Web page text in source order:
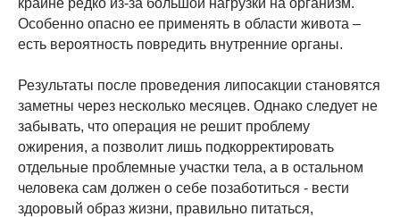
крайне редко из-за большой нагрузки на организм.
Особенно опасно ее применять в области живота –
есть вероятность повредить внутренние органы.
Результаты после проведения липосакции становятся
заметны через несколько месяцев. Однако следует не
забывать, что операция не решит проблему
ожирения, а позволит лишь подкорректировать
отдельные проблемные участки тела, а в остальном
человека сам должен о себе позаботиться - вести
здоровый образ жизни, правильно питаться,